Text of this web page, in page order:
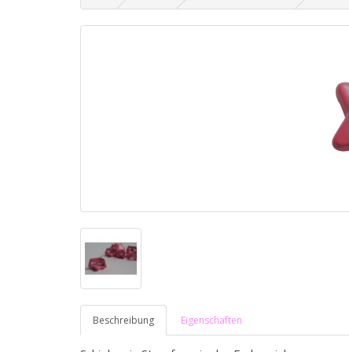
Beschreibung Eigenschaften